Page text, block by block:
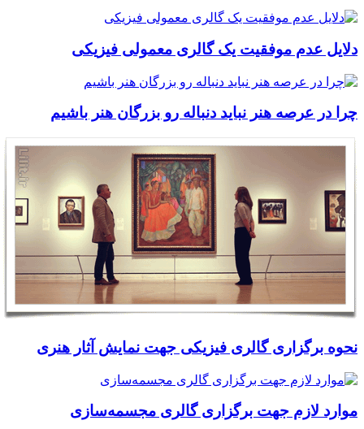
دلایل عدم موفقیت یک گالری معمولی فیزیکی
چرا در عرصه هنر نباید دنباله رو بزرگان هنر باشیم
نحوه برگزاری گالری فیزیکی جهت نمایش آثار هنری
موارد لازم جهت برگزاری گالری مجسمه‌سازی